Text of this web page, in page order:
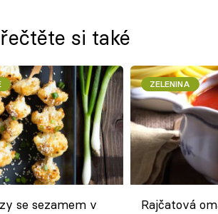
si také
se sezamem v
ZELENINA
Rajčatová